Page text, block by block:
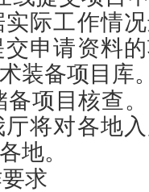
实际工作情
申请资料
装备项目库
备项目核查
将对各地
地。
求